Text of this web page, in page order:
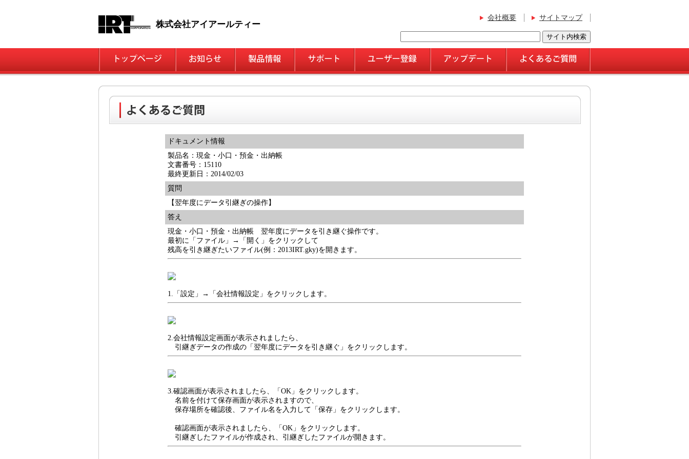
株式会社アイアールティー
会社概要 サイトマップ
ドキュメント情報
製品名：現金・小口・預金・出納帳
文書番号：15110
最終更新日：2014/02/03
質問
【翌年度にデータ引継ぎの操作】
答え
現金・小口・預金・出納帳 翌年度にデータを引き継ぐ操作です。
最初に「ファイル」→「開く」をクリックして
残高を引き継ぎたいファイル(例：2013IRT.gky)を開きます。
1.「設定」→「会社情報設定」をクリックします。
2.会社情報設定画面が表示されましたら、
引継ぎデータの作成の「翌年度にデータを引き継ぐ」をクリックします。
3.確認画面が表示されましたら、「OK」をクリックします。
名前を付けて保存画面が表示されますので、
保存場所を確認後、ファイル名を入力して「保存」をクリックします。
確認画面が表示されましたら、「OK」をクリックします。
引継ぎしたファイルが作成され、引継ぎしたファイルが開きます。